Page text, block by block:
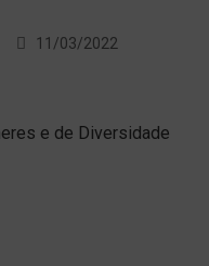
11/03/2022